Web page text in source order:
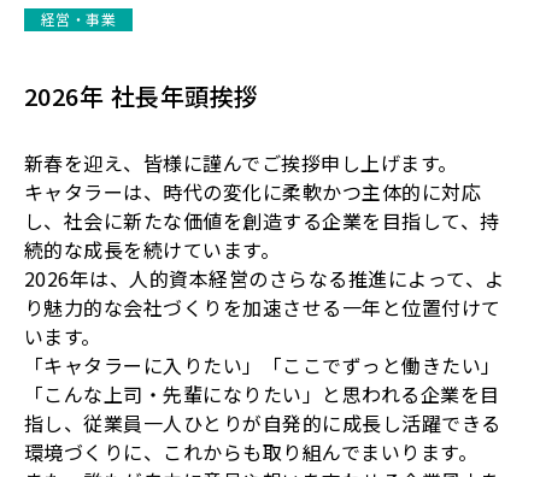
経営・事業
2026年 社長年頭挨拶
新春を迎え、皆様に謹んでご挨拶申し上げます。
キャタラーは、時代の変化に柔軟かつ主体的に対応
し、社会に新たな価値を創造する企業を目指して、持
続的な成長を続けています。
2026年は、人的資本経営のさらなる推進によって、よ
り魅力的な会社づくりを加速させる一年と位置付けて
います。
「キャタラーに入りたい」「ここでずっと働きたい」
「こんな上司・先輩になりたい」と思われる企業を目
指し、従業員一人ひとりが自発的に成長し活躍できる
環境づくりに、これからも取り組んでまいります。